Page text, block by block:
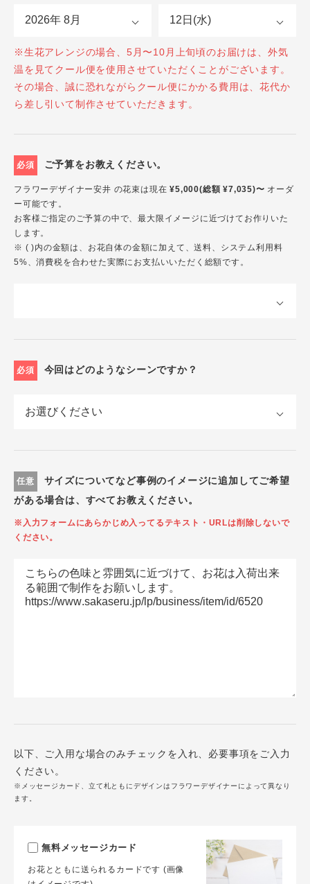
※生花アレンジの場合、5月〜10月上旬頃のお届けは、外気
温を見てクール便を使用させていただくことがございます。
その場合、誠に恐れながらクール便にかかる費用は、花代か
ら差し引いて制作させていただきます。
必須 ご予算をお教えください。
フラワーデザイナー安井 の花束は現在¥5,000(総額 ¥7,035)〜 オーダ
ー可能です。
お客様ご指定のご予算の中で、最大限イメージに近づけてお作りいた
します。
※ ( )内の金額は、お花自体の金額に加えて、送料、システム利用料
5%、消費税を合わせた実際にお支払いいただく総額です。
必須 今回はどのようなシーンですか？
任意
サイズについてなど事例のイメージに追加してご希望
がある場合は、すべてお教えください。
※入力フォームにあらかじめ入ってるテキスト・URLは削除しないで
ください。
以下、ご入用な場合のみチェックを入れ、必要事項をご入力
ください。
※メッセージカード、立て札ともにデザインはフラワーデザイナーによって異なり
ます。
無料メッセージカード
お花とともに送られるカードです (画像